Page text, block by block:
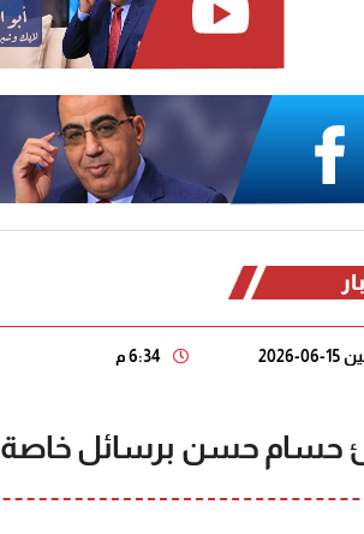
06-2026 6:34 م
حسام حسن برسائل خاصة